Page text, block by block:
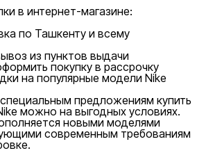
в интернет-магазине:
по Ташкенту и всему
из пунктов выдачи
покупку в рассрочку
на популярные модели Nike
предложениям купить
можно на выгодных условиях.
новыми моделями
современным требованиям